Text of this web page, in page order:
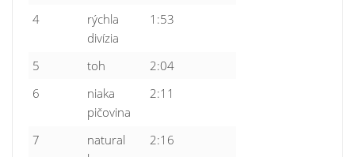
4
rýchla
divízia
1:53
5 toh
2:04
6
niaka
pičovina
2:11
7
natural
2:16